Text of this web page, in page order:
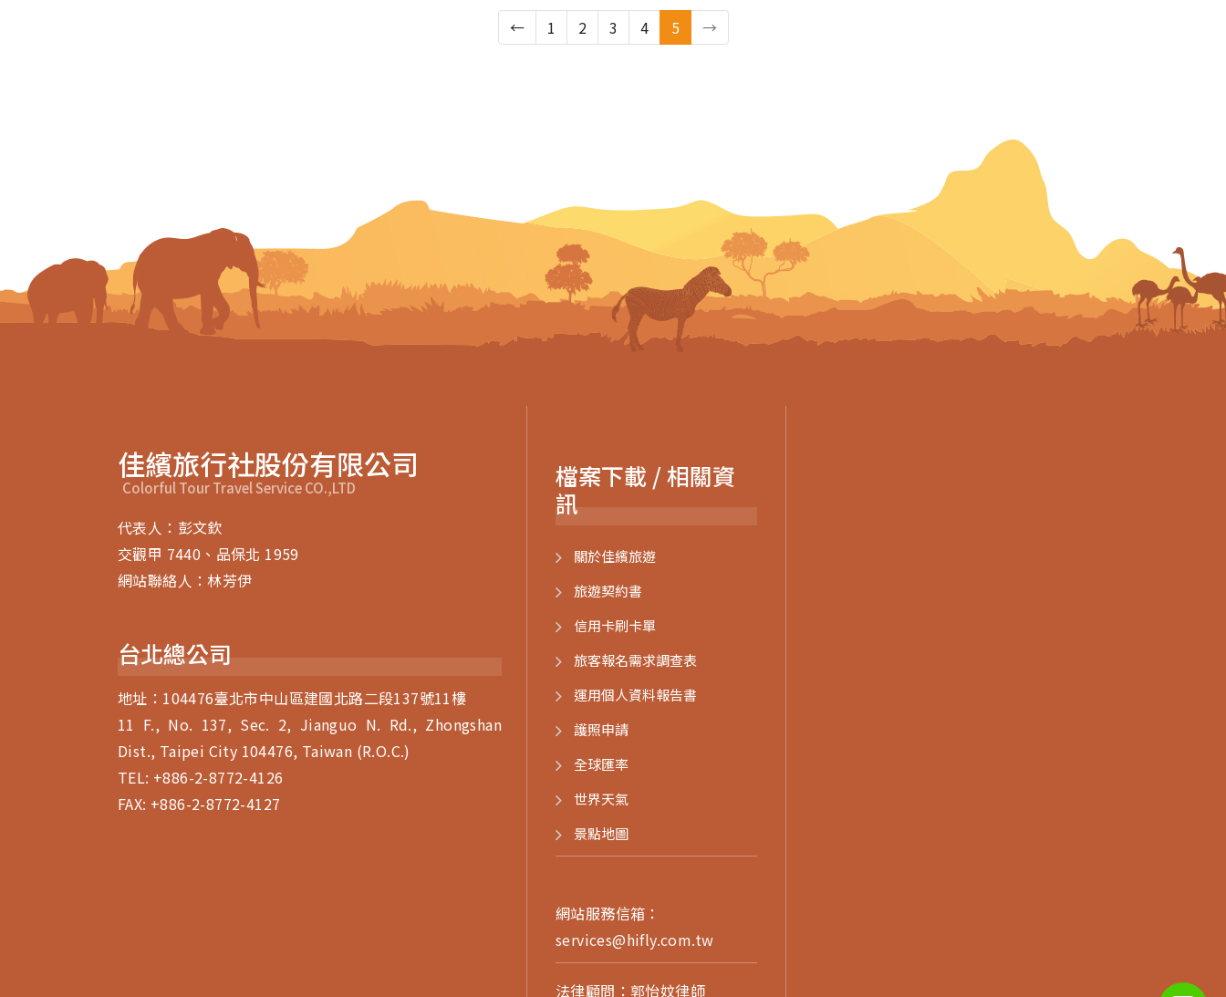
← 1 2 3 4 5 →
佳繽旅行社股份有限公司
Colorful Tour Travel Service CO.,LTD
代表人：彭文欽
交觀甲 7440、品保北 1959
網站聯絡人：林芳伊
台北總公司
地址：104476臺北市中山區建國北路二段137號11樓
11 F., No. 137, Sec. 2, Jianguo N. Rd., Zhongshan
Dist., Taipei City 104476, Taiwan (R.O.C.)
TEL: +886-2-8772-4126
FAX: +886-2-8772-4127
檔案下載 / 相關資
訊
關於佳繽旅遊
旅遊契約書
信用卡刷卡單
旅客報名需求調查表
運用個人資料報告書
護照申請
全球匯率
世界天氣
景點地圖
網站服務信箱：
services@hifly.com.tw
法律顧問：郭怡妏律師